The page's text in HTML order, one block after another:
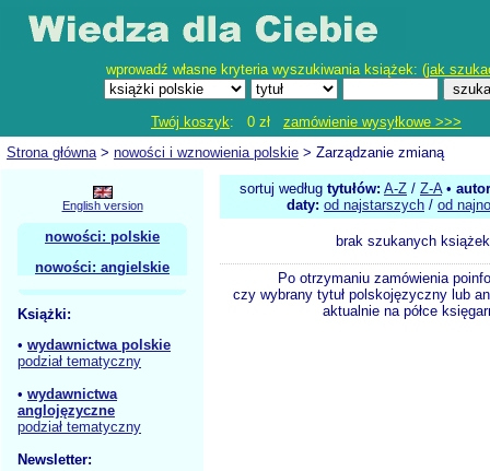
wprowadź własne kryteria wyszukiwania książek: (jak
Twój koszyk: 0 zł zamówienie wysyłkowe >>>
Strona główna> nowości i wznowienia polskie > Zarządzanie zmianą
English version
nowości: polskie
nowości: angielskie
Książki:
• wydawnictwa polskie
podział tematyczny
• wydawnictwa
anglojęzyczne
podział tematyczny
Newsletter:
sortuj według tytułów: A-Z / Z-A•
daty: od najstarszych / od
brak szukanych książek
Po otrzymaniu zamówienia
czy wybrany tytuł polskojęzyczny lub
aktualnie na półce